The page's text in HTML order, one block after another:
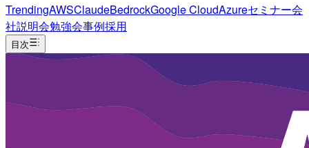
TrendingAWSClaudeBedrockGoogle CloudAzureセミナー会
社説明会勉強会事例採用
目次